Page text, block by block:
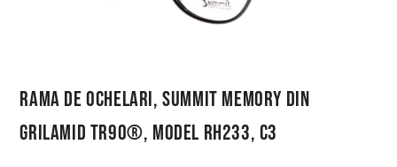
Rama de ochelari, Summit Memory din
Grilamid TR90®, model RH233, C3